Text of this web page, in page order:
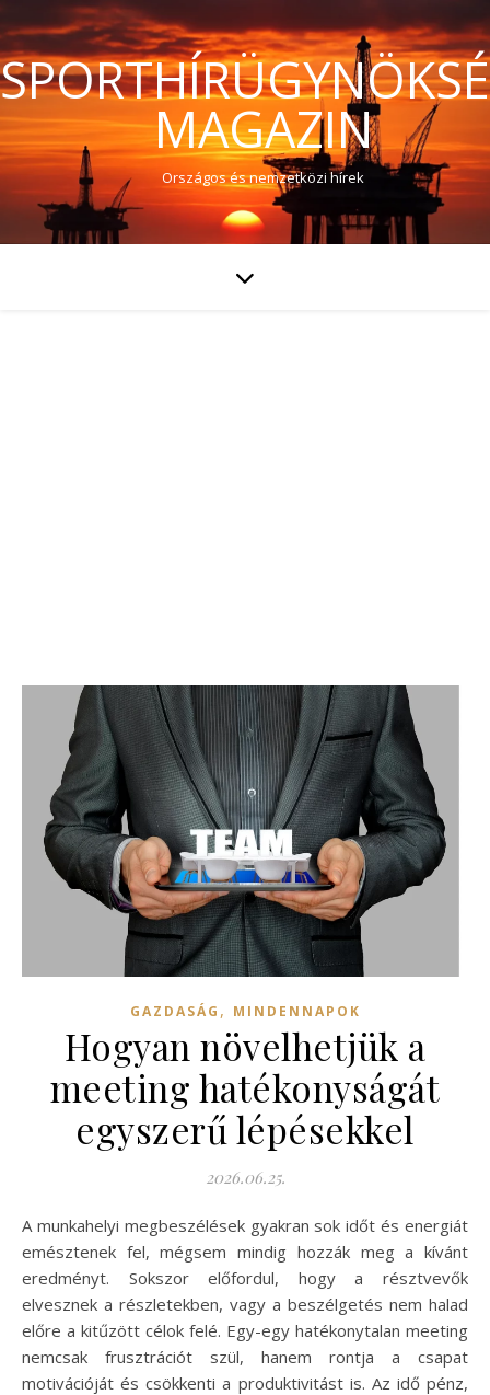
MAGAZIN
Országos és nemzetközi hírek
GAZDASÁG , MINDENNAPOK
Hogyan növelhetjük a
meeting hatékonyságát
egyszerű lépésekkel
2026.06.25.
A munkahelyi megbeszélések gyakran sok időt és energiát
emésztenek fel, mégsem mindig hozzák meg a kívánt
eredményt. Sokszor előfordul, hogy a résztvevők
elvesznek a részletekben, vagy a beszélgetés nem halad
előre a kitűzött célok felé. Egy-egy hatékonytalan meeting
nemcsak frusztrációt szül, hanem rontja a csapat
motivációját és csökkenti a produktivitást is. Az idő pénz,